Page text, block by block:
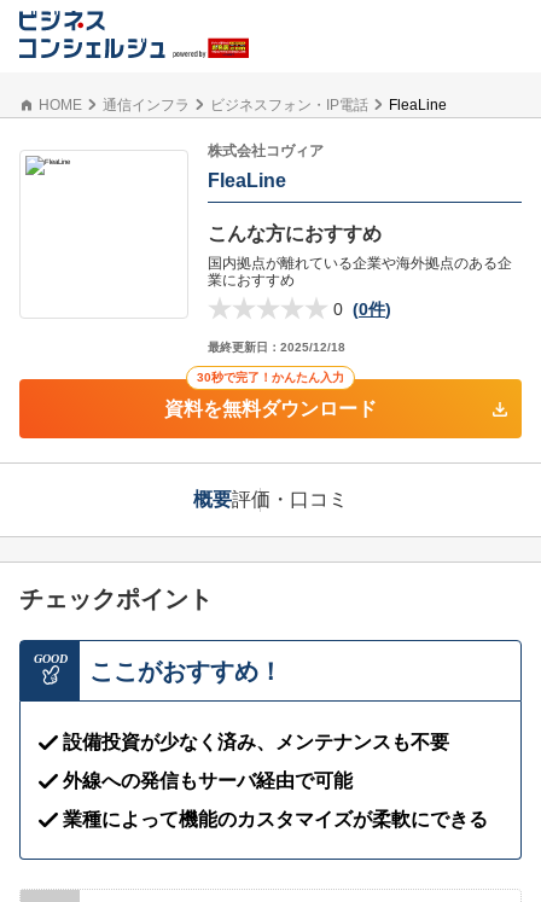
HOME 通信インフラ ビジネスフォン・IP電話 FleaLine
株式会社コヴィア
FleaLine
こんな方におすすめ
国内拠点が離れている企業や海外拠点のある企
業におすすめ
0 (0件)
最終更新日： 2025/12/18
30秒で完了！かんたん入力
資料を無料ダウンロード
概要評価・口コミ
チェックポイント
GOOD ここがおすすめ！
設備投資が少なく済み、メンテナンスも不要
外線への発信もサーバ経由で可能
業種によって機能のカスタマイズが柔軟にできる